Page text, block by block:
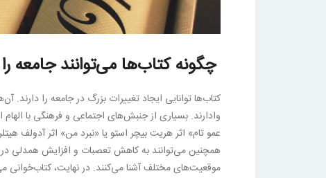
چگونه کتاب‌ها می‌توانند جامعه
کتاب‌ها توانایی ایجاد تغییرات بزرگ در جامعه را دارند.
وادارند. بسیاری از جنبش‌های اجتماعی و فرهنگی با الهام
عمو تام» اثر هریت بیچر استو یا «نبرد من» اثر آدولف
همچنین می‌توانند به کاهش تعصبات و افزایش همدلی در
موقعیت‌های مختلف آشنا می‌کنند. در نهایت،